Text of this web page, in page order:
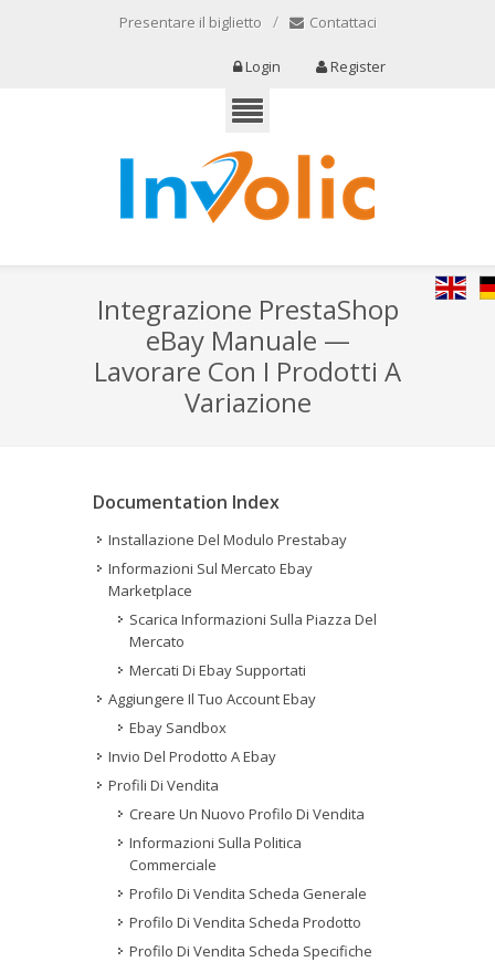
Presentare il biglietto / Contattaci
Login Register
Integrazione PrestaShop
eBay Manuale —
Lavorare Con I Prodotti A
Variazione
Documentation Index
Installazione Del Modulo Prestabay
Informazioni Sul Mercato Ebay
Marketplace
Scarica Informazioni Sulla Piazza Del
Mercato
Mercati Di Ebay Supportati
Aggiungere Il Tuo Account Ebay
Ebay Sandbox
Invio Del Prodotto A Ebay
Profili Di Vendita
Creare Un Nuovo Profilo Di Vendita
Informazioni Sulla Politica
Commerciale
Profilo Di Vendita Scheda Generale
Profilo Di Vendita Scheda Prodotto
Profilo Di Vendita Scheda Specifiche